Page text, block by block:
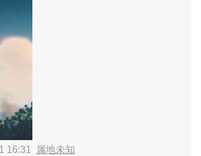
16:31 属地未知